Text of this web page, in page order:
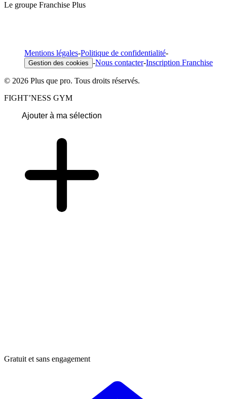
Le groupe Franchise Plus
Mentions légales-Politique de confidentialité-
Gestion des cookies -Nous contacter-Inscription Franchise
© 2026 Plus que pro. Tous droits réservés.
FIGHT’NESS GYM
Ajouter à ma sélection
Gratuit et sans engagement